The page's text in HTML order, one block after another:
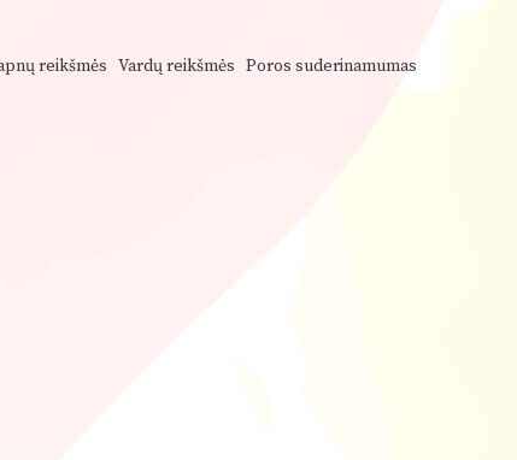
reikšmės Vardų reikšmės Poros suderinamumas